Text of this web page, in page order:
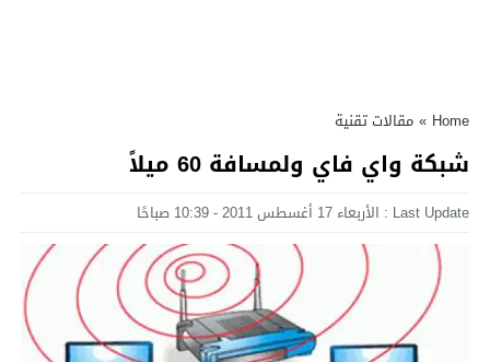
Home
» مقالات تقنية
شبكة واي فاي ولمسافة 60 ميلاً
Last Update : الأربعاء 17 أغسطس 2011 - 10:39 صباحًا